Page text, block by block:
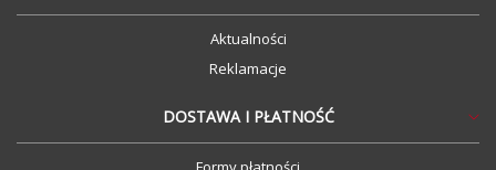
Aktualności
Reklamacje
DOSTAWA I PŁATNOŚĆ